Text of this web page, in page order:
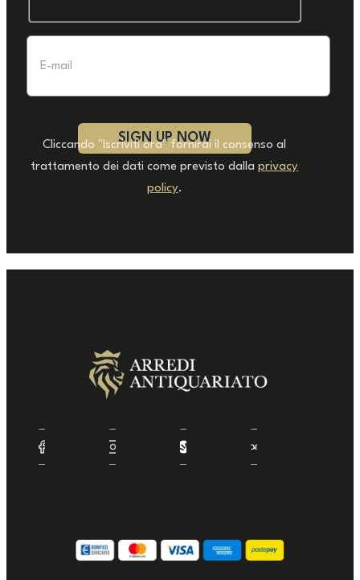
Cliccando "Iscriviti ora" fornirai il consenso al
trattamento dei dati come previsto dallaprivacy
policy.